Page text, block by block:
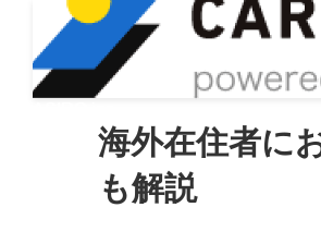
海外在住者に
も解説